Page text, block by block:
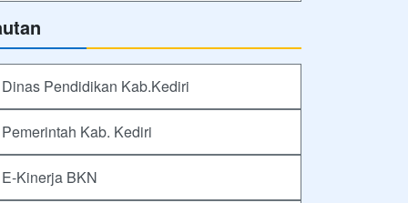
Dinas Pendidikan Kab.Kediri
Pemerintah Kab. Kediri
E-Kinerja BKN